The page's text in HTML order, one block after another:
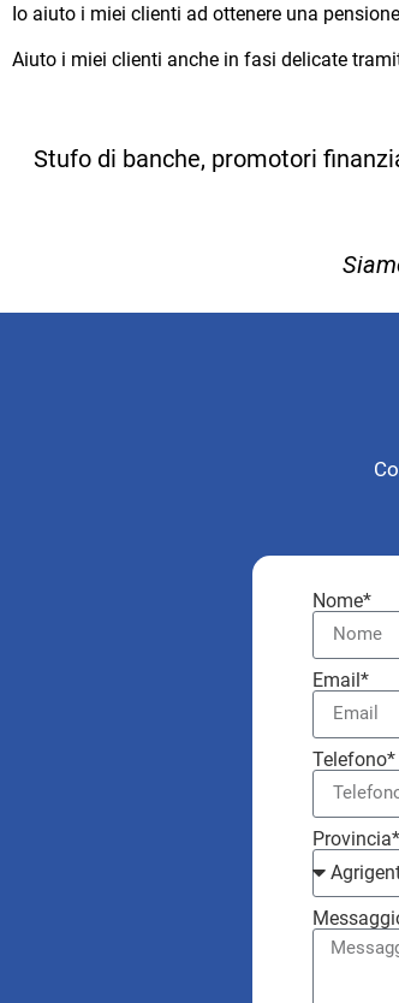
Io aiuto i miei clienti ad ottenere una
Aiuto i miei clienti anche in fasi delicate
Stufo di banche, promotori
Nome*
Email*
Telefono*
Provincia*